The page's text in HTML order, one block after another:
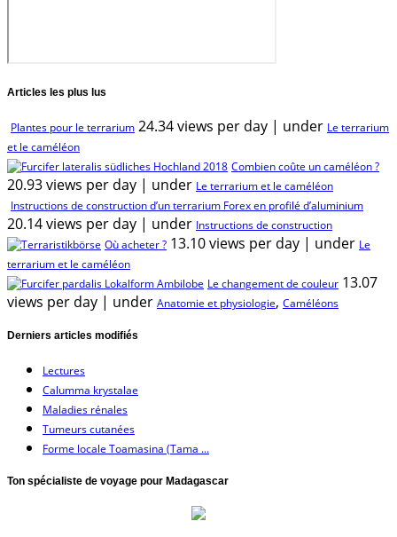
Articles les plus lus
Plantes pour le terrarium 24.34 views per day | under Le terrarium
et le caméléon
Combien coûte un caméléon ?
20.93 views per day | under Le terrarium et le caméléon
Instructions de construction d’un terrarium Forex en profilé d’aluminium
20.14 views per day | under Instructions de construction
Où acheter ? 13.10 views per day | under Le
terrarium et le caméléon
Le changement de couleur 13.07
views per day | under Anatomie et physiologie, Caméléons
Derniers articles modifiés
Lectures
Calumma krystalae
Maladies rénales
Tumeurs cutanées
Forme locale Toamasina (Tama ...
Ton spécialiste de voyage pour Madagascar